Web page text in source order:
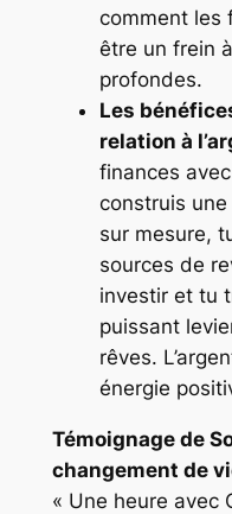
comment les
être un frein
profondes.
Les
relation à
finances
construis
sur mesure,
sources de
investir et tu
puissant
rêves.
énergie
Témoignage de
changement de
« Une heure avec